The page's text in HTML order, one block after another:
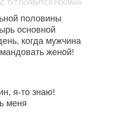
половины
основной
когда мужчина
женой!
я-то знаю!
меня